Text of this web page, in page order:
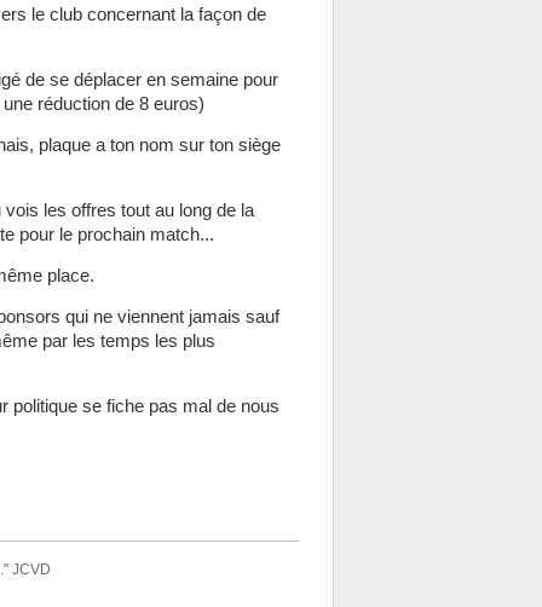
le club concernant la façon de
de se déplacer en semaine pour
réduction de 8 euros)
plaque a ton nom sur ton siège
les offres tout au long de la
pour le prochain match...
place.
qui ne viennent jamais sauf
par les temps les plus
politique se fiche pas mal de nous
JCVD